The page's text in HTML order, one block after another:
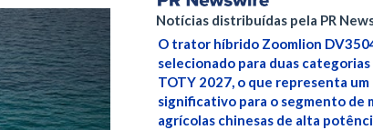
Notícias distribuídas pela PR
O trator híbrido Zoomlion
selecionado para duas
TOTY 2027, o que representa um
significativo para o segmento de
agrícolas chinesas de alta